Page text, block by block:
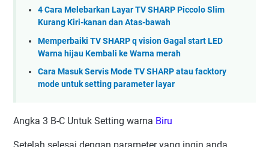
4 Cara Melebarkan Layar TV SHARP Piccolo Slim
Kurang Kiri-kanan dan Atas-bawah
Memperbaiki TV SHARP q vision Gagal start LED
Warna hijau Kembali ke Warna merah
Cara Masuk Servis Mode TV SHARP atau facktory
mode untuk setting parameter layar
Angka 3 B-C Untuk Setting warna Biru